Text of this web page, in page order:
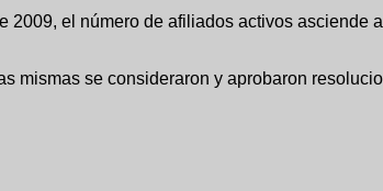
el número de afiliados activos
mismas se consideraron y aprobaron